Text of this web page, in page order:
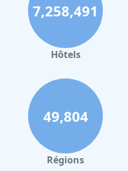
7,258,491
Hôtels
49,804
Régions